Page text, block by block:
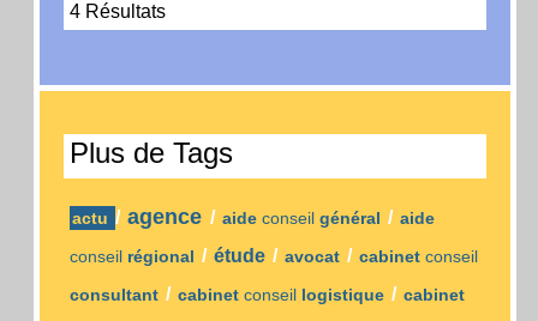
4 Résultats
Plus de Tags
actu / agence / aide conseil général / aide
conseil régional / étude / avocat / cabinet conseil
consultant / cabinet conseil logistique / cabinet